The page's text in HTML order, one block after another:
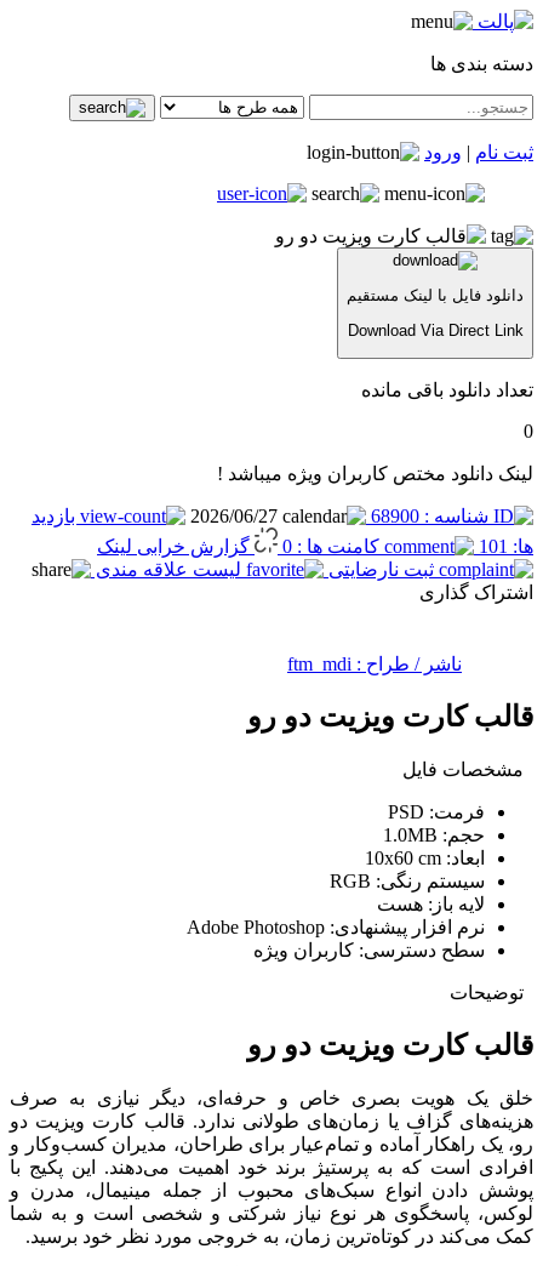
دسته بندی ها
ثبت نام | ورود
دانلود فایل با لینک مستقیم
Download Via Direct Link
تعداد دانلود باقی مانده
0
لینک دانلود مختص کاربران ویژه میباشد !
شناسه : 68900
بازدید
ها: 101
کامنت ها : 0
گزارش خرابی لینک
ثبت نارضایتی
لیست علاقه مندی
اشتراک گذاری
ناشر / طراح : ftm_mdi
قالب کارت ویزیت دو رو
مشخصات فایل
فرمت:
حجم:
ابعاد:
سیستم رنگی:
لایه باز: هست
نرم افزار پیشنهادی:
سطح دسترسی: کاربران ویژه
توضیحات
قالب کارت ویزیت دو رو
خلق یک هویت بصری خاص و حرفه‌ای، دیگر نیازی به صرف
هزینه‌های گزاف یا زمان‌های طولانی ندارد. قالب کارت ویزیت دو
رو، یک راهکار آماده و تمام‌عیار برای طراحان، مدیران کسب‌وکار و
افرادی است که به پرستیژ برند خود اهمیت می‌دهند. این پکیج با
پوشش دادن انواع سبک‌های محبوب از جمله مینیمال، مدرن و
لوکس، پاسخگوی هر نوع نیاز شرکتی و شخصی است و به شما
کمک می‌کند در کوتاه‌ترین زمان، به خروجی مورد نظر خود برسید.